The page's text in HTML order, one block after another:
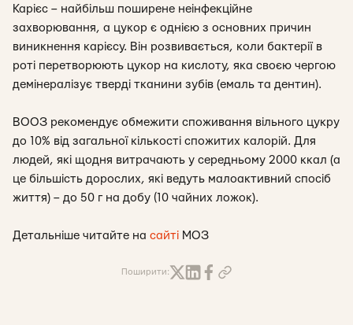
Карієс – найбільш поширене неінфекційне
захворювання, а цукор є однією з основних причин
виникнення карієсу. Він розвивається, коли бактерії в
роті перетворюють цукор на кислоту, яка своєю чергою
демінералізує тверді тканини зубів (емаль та дентин).
ВООЗ рекомендує обмежити споживання вільного цукру
до 10% від загальної кількості спожитих калорій. Для
людей, які щодня витрачають у середньому 2000 ккал (а
це більшість дорослих, які ведуть малоактивний спосіб
життя) – до 50 г на добу (10 чайних ложок).
Детальніше читайте на сайті МОЗ
Поширити: